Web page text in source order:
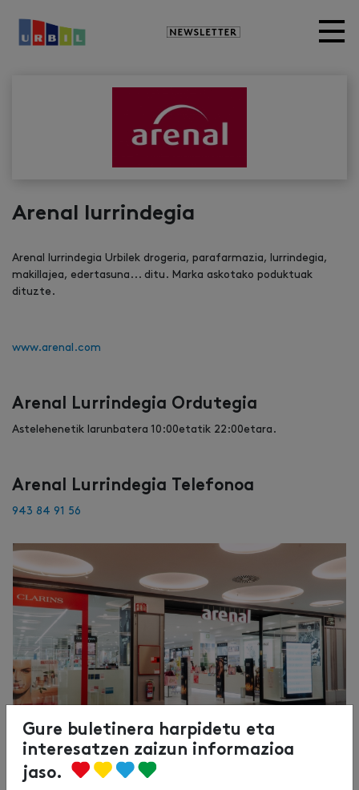
Newsletter
Arenal lurrindegia
Arenal lurrindegia Urbilek drogeria, parafarmazia, lurrindegia,
makillajea, edertasuna... ditu. Marka askotako poduktuak
dituzte.
www.arenal.com
Arenal Lurrindegia Ordutegia
Astelehenetik larunbatera 10:00etatik 22:00etara.
Arenal Lurrindegia Telefonoa
943 84 91 56
Gure buletinera harpidetu eta
interesatzen zaizun informazioa
jaso.